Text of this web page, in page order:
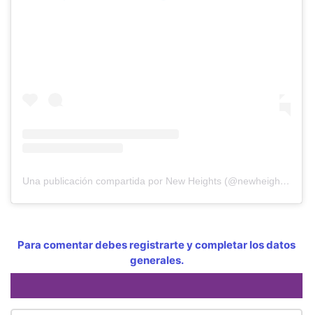
Una publicación compartida por New Heights (@newheightshow)
Para comentar debes registrarte y completar los datos
generales.